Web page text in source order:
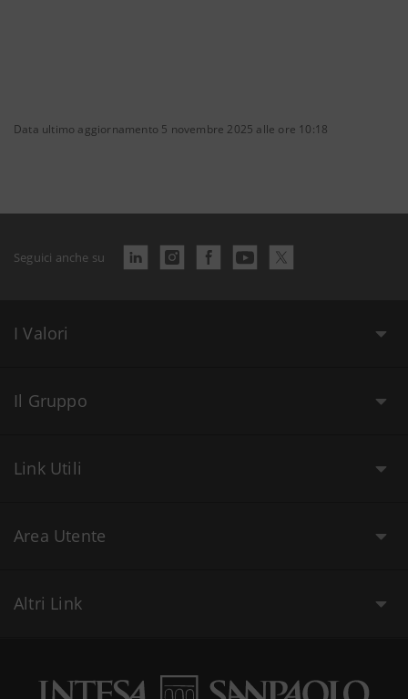
Data ultimo aggiornamento 5 novembre 2025 alle ore 10:18
Seguici anche su
I Valori
Il Gruppo
Link Utili
Area Utente
Altri Link